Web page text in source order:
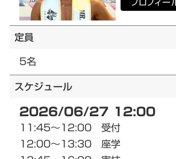
定員
5名
スケジュール
2026/06/27 12:00
11:45～12:00 受付
12:00～13:30 座学